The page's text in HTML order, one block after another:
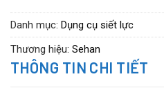
Series:SHC series
Danh mục: Dụng cụ siết lực
Thương hiệu: Sehan
THÔNG TIN CHI TIẾT